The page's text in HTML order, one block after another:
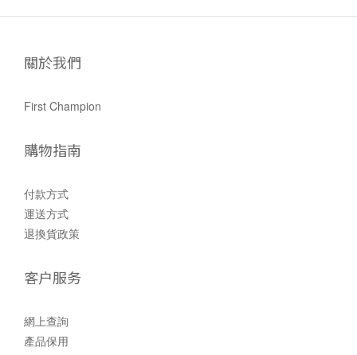
關於我們
First Champion
購物指南
付款方式
運送方式
退換貨政策
客户服务
網上查詢
產品保用